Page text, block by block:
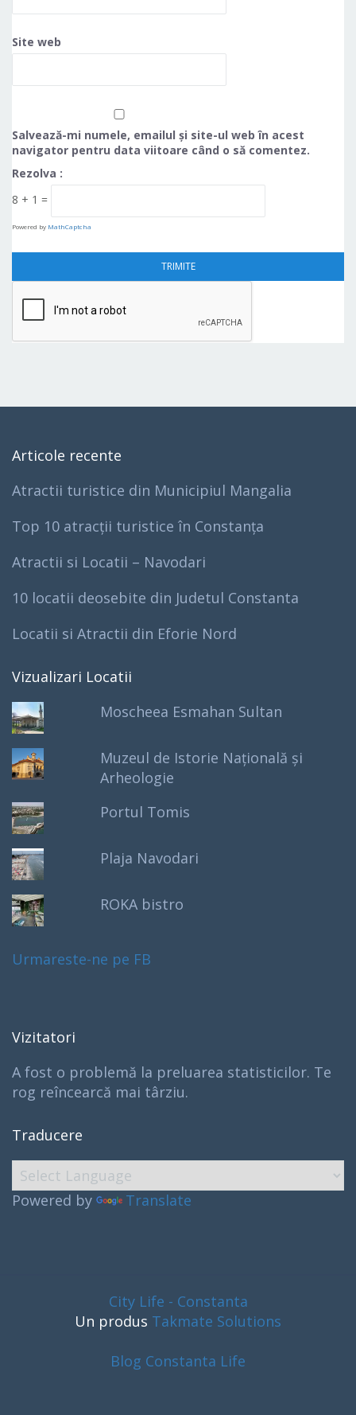
Site web
Salvează-mi numele, emailul și site-ul web în acest
navigator pentru data viitoare când o să comentez.
Rezolva :
8 + 1 =
Powered by MathCaptcha
Articole recente
Atractii turistice din Municipiul Mangalia
Top 10 atracții turistice în Constanța
Atractii si Locatii – Navodari
10 locatii deosebite din Judetul Constanta
Locatii si Atractii din Eforie Nord
Vizualizari Locatii
Moscheea Esmahan Sultan
Muzeul de Istorie Națională și
Arheologie
Portul Tomis
Plaja Navodari
ROKA bistro
Urmareste-ne pe FB
Vizitatori
A fost o problemă la preluarea statisticilor. Te
rog reîncearcă mai târziu.
Traducere
Powered by Translate
City Life - Constanta
Un produs Takmate Solutions
Blog Constanta Life